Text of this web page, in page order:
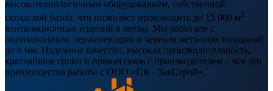
высокотехнологичным оборудованием, собственной
складской базой, что позволяет производить до 15 000 м2
вентиляционных изделий в месяц. Мы работаем с
оцинкованным, нержавеющим и черным металлом толщиной
до 6 мм. Надежное качество, высокая производительность,
кратчайшие сроки и прямая связь с производителем – все это
преимущества работы с ООО «ПК - ЗавСтрой».